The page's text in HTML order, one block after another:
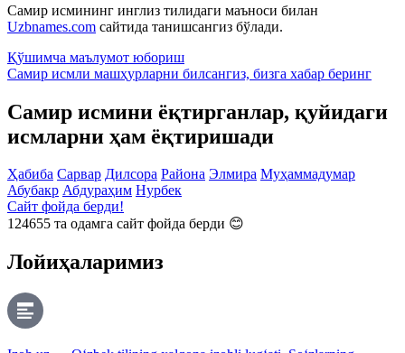
Самир исмининг инглиз тилидаги маъноси билан
Uzbnames.com сайтида танишсангиз бўлади.
Қўшимча маълумот юбориш
Самир исмли машҳурларни билсангиз, бизга хабар беринг
Самир исмини ёқтирганлар, қуйидаги
исмларни ҳам ёқтиришади
Ҳабиба Сарвар Дилсора Района Элмира Муҳаммадумар
Абубакр Абдураҳим Нурбек
Сайт фойда берди!
124655 та одамга сайт фойда берди 😊
Лойиҳаларимиз